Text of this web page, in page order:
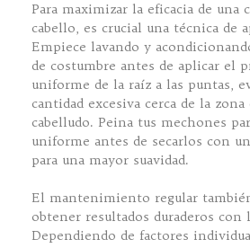
Para maximizar la eficacia de una
cabello, es crucial una técnica de
Empiece lavando y
de costumbre antes de aplicar el
uniforme de la raíz a las puntas,
cantidad excesiva cerca de la zona
cabelludo. Peina tus mechones
uniforme antes de secarlos con
para una mayor suavidad.
El mantenimiento regular
obtener resultados duraderos con
Dependiendo de factores